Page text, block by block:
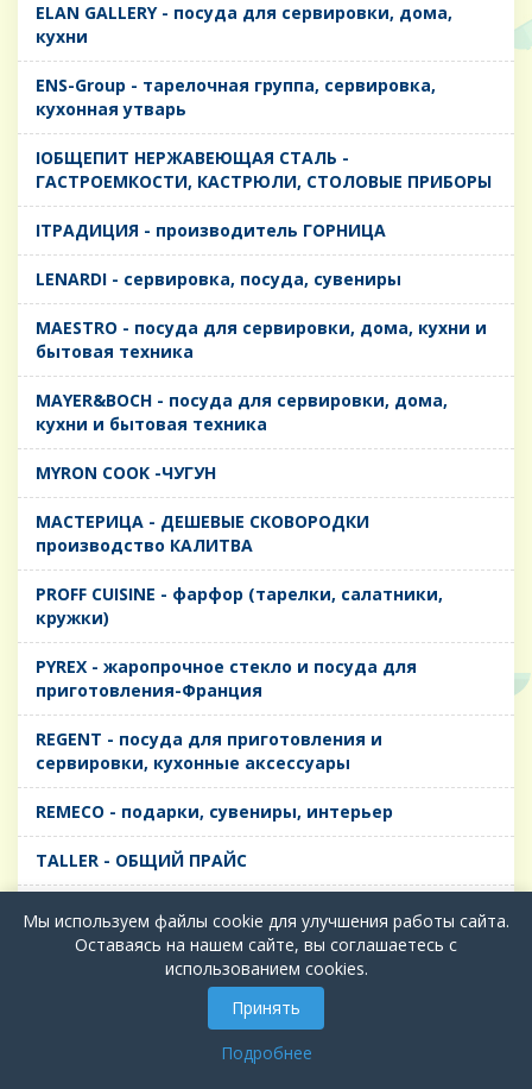
ELAN GALLERY - посуда для сервировки, дома,
кухни
ENS-Group - тарелочная группа, сервировка,
кухонная утварь
IОБЩЕПИТ НЕРЖАВЕЮЩАЯ СТАЛЬ -
ГАСТРОЕМКОСТИ, КАСТРЮЛИ, СТОЛОВЫЕ ПРИБОРЫ
IТРАДИЦИЯ - производитель ГОРНИЦА
LENARDI - сервировка, посуда, сувениры
MAESTRO - посуда для сервировки, дома, кухни и
бытовая техника
MAYER&BOCH - посуда для сервировки, дома,
кухни и бытовая техника
MYRON COOK -ЧУГУН
MАСТЕРИЦА - ДЕШЕВЫЕ СКОВОРОДКИ
производство КАЛИТВА
PROFF CUISINE - фарфор (тарелки, салатники,
кружки)
PYREX - жаропрочное стекло и посуда для
приготовления-Франция
REGENT - посуда для приготовления и
сервировки, кухонные аксессуары
REMECO - подарки, сувениры, интерьер
TALLER - ОБЩИЙ ПРАЙС
TIMA - посуда для приготовления и сервировки,
кухонные аксессуары
БИОСТАЛЬ - ТЕРМОСА
Мы используем файлы cookie для улучшения работы сайта.
Оставаясь на нашем сайте, вы соглашаетесь с
использованием cookies.
Принять
Подробнее